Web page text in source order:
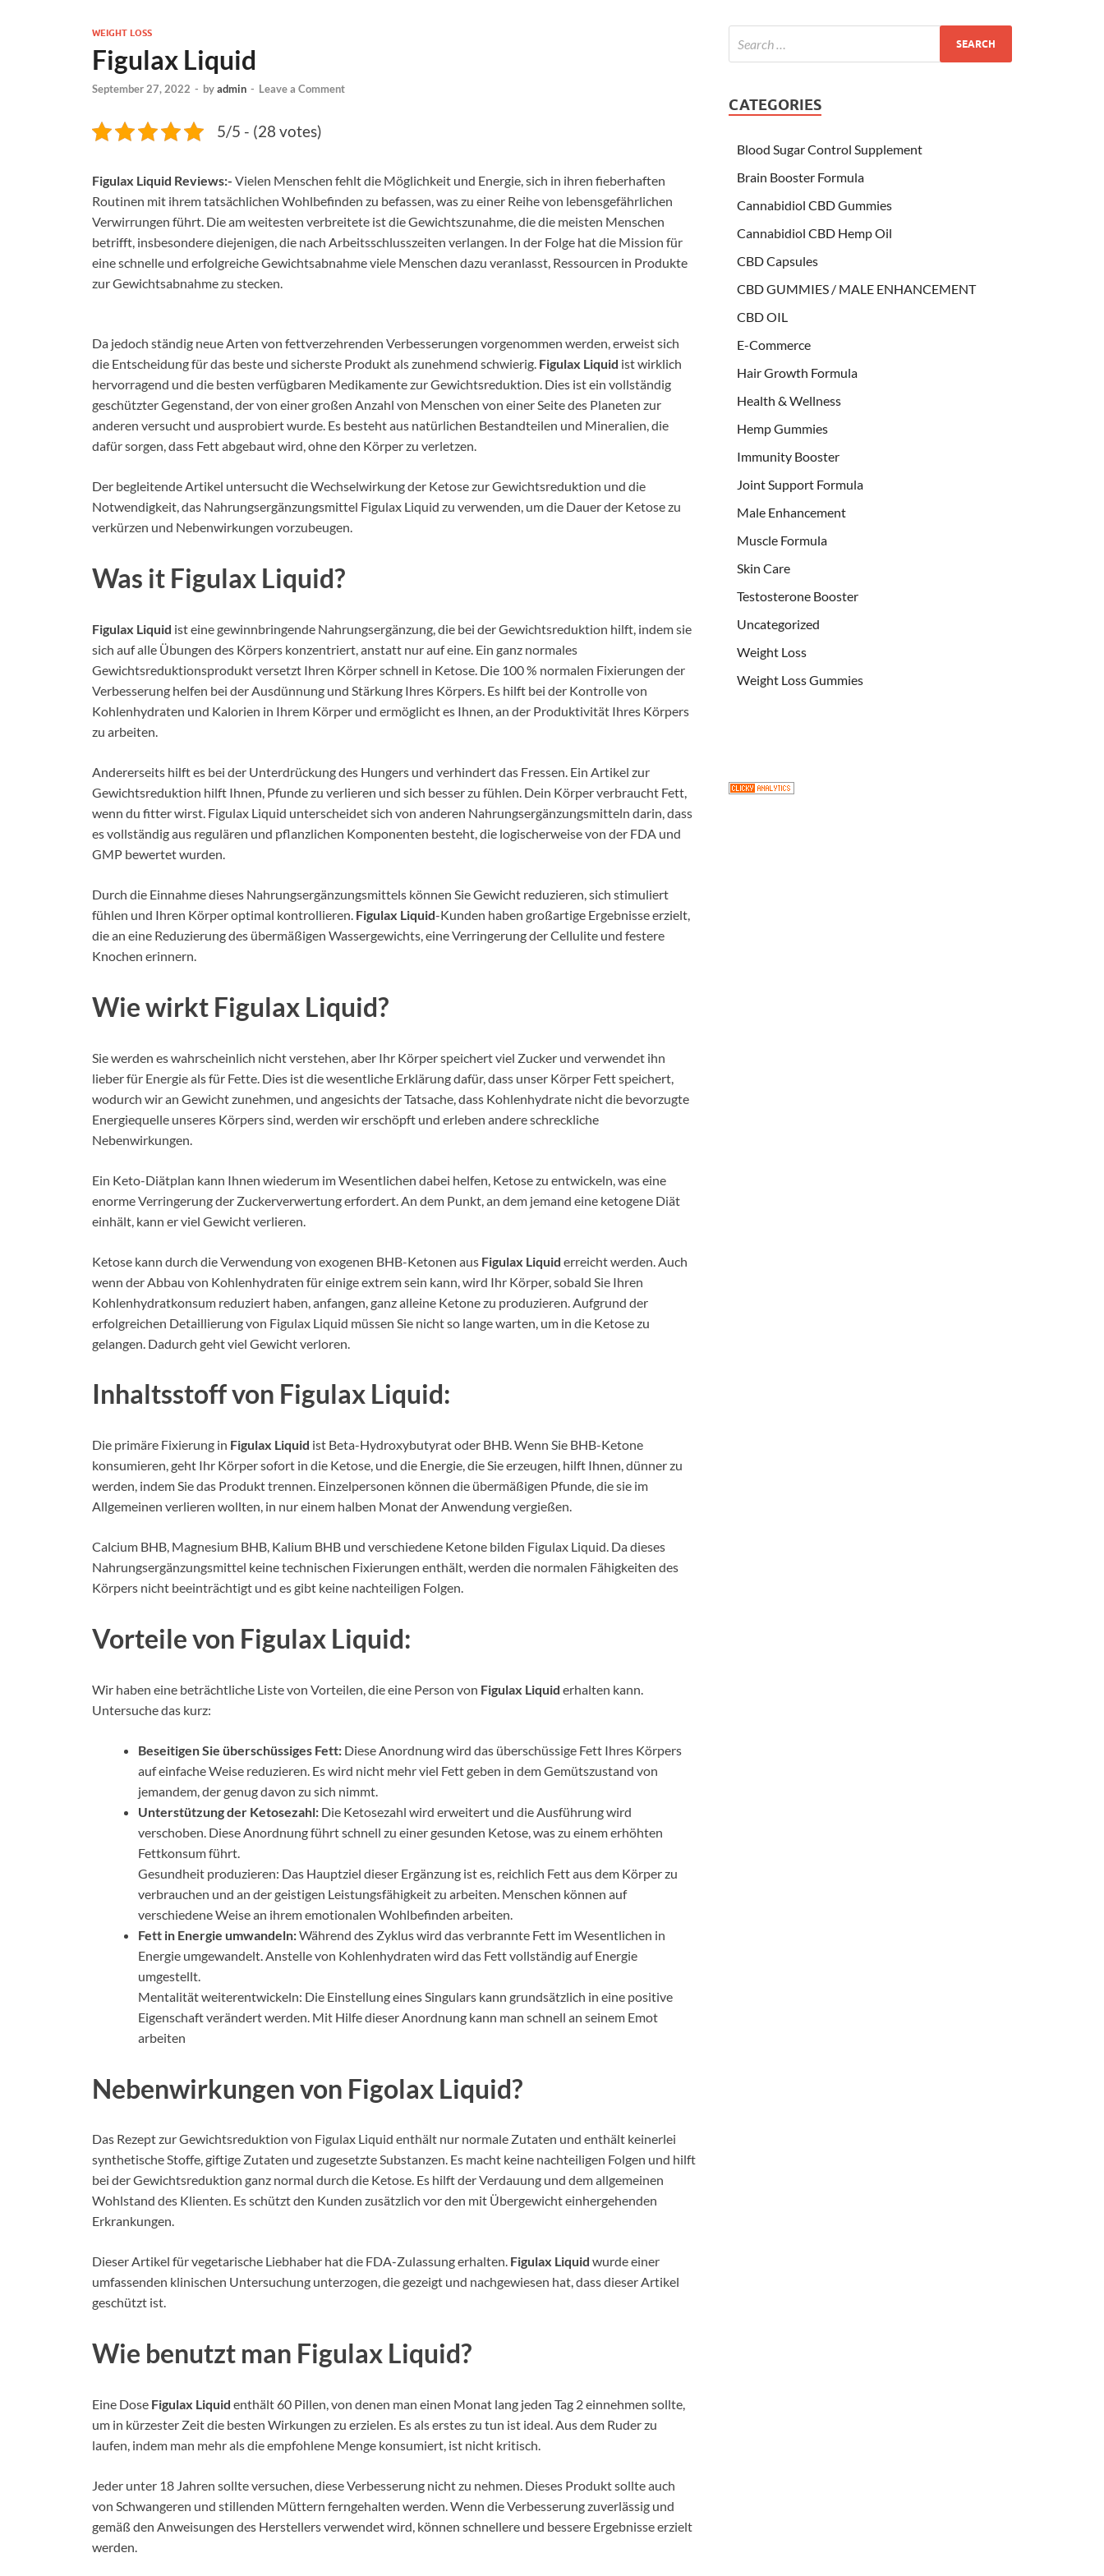
WEIGHT LOSS
Figulax Liquid
September 27, 2022 - byadmin - Leave a Comment
5/5 - (28 votes)
Figulax Liquid Reviews:- Vielen Menschen fehlt die Möglichkeit und Energie, sich in ihren fieberhaften
Routinen mit ihrem tatsächlichen Wohlbefinden zu befassen, was zu einer Reihe von lebensgefährlichen
Verwirrungen führt. Die am weitesten verbreitete ist die Gewichtszunahme, die die meisten Menschen
betrifft, insbesondere diejenigen, die nach Arbeitsschlusszeiten verlangen. In der Folge hat die Mission für
eine schnelle und erfolgreiche Gewichtsabnahme viele Menschen dazu veranlasst, Ressourcen in Produkte
zur Gewichtsabnahme zu stecken.
Da jedoch ständig neue Arten von fettverzehrenden Verbesserungen vorgenommen werden, erweist sich
die Entscheidung für das beste und sicherste Produkt als zunehmend schwierig. Figulax Liquid ist wirklich
hervorragend und die besten verfügbaren Medikamente zur Gewichtsreduktion. Dies ist ein vollständig
geschützter Gegenstand, der von einer großen Anzahl von Menschen von einer Seite des Planeten zur
anderen versucht und ausprobiert wurde. Es besteht aus natürlichen Bestandteilen und Mineralien, die
dafür sorgen, dass Fett abgebaut wird, ohne den Körper zu verletzen.
Der begleitende Artikel untersucht die Wechselwirkung der Ketose zur Gewichtsreduktion und die
Notwendigkeit, das Nahrungsergänzungsmittel Figulax Liquid zu verwenden, um die Dauer der Ketose zu
verkürzen und Nebenwirkungen vorzubeugen.
Was it Figulax Liquid?
Figulax Liquid ist eine gewinnbringende Nahrungsergänzung, die bei der Gewichtsreduktion hilft, indem sie
sich auf alle Übungen des Körpers konzentriert, anstatt nur auf eine. Ein ganz normales
Gewichtsreduktionsprodukt versetzt Ihren Körper schnell in Ketose. Die 100 % normalen Fixierungen der
Verbesserung helfen bei der Ausdünnung und Stärkung Ihres Körpers. Es hilft bei der Kontrolle von
Kohlenhydraten und Kalorien in Ihrem Körper und ermöglicht es Ihnen, an der Produktivität Ihres Körpers
zu arbeiten.
Andererseits hilft es bei der Unterdrückung des Hungers und verhindert das Fressen. Ein Artikel zur
Gewichtsreduktion hilft Ihnen, Pfunde zu verlieren und sich besser zu fühlen. Dein Körper verbraucht Fett,
wenn du fitter wirst. Figulax Liquid unterscheidet sich von anderen Nahrungsergänzungsmitteln darin, dass
es vollständig aus regulären und pflanzlichen Komponenten besteht, die logischerweise von der FDA und
GMP bewertet wurden.
Durch die Einnahme dieses Nahrungsergänzungsmittels können Sie Gewicht reduzieren, sich stimuliert
fühlen und Ihren Körper optimal kontrollieren. Figulax Liquid-Kunden haben großartige Ergebnisse erzielt,
die an eine Reduzierung des übermäßigen Wassergewichts, eine Verringerung der Cellulite und festere
Knochen erinnern.
Wie wirkt Figulax Liquid?
Sie werden es wahrscheinlich nicht verstehen, aber Ihr Körper speichert viel Zucker und verwendet ihn
lieber für Energie als für Fette. Dies ist die wesentliche Erklärung dafür, dass unser Körper Fett speichert,
wodurch wir an Gewicht zunehmen, und angesichts der Tatsache, dass Kohlenhydrate nicht die bevorzugte
Energiequelle unseres Körpers sind, werden wir erschöpft und erleben andere schreckliche
Nebenwirkungen.
Ein Keto-Diätplan kann Ihnen wiederum im Wesentlichen dabei helfen, Ketose zu entwickeln, was eine
enorme Verringerung der Zuckerverwertung erfordert. An dem Punkt, an dem jemand eine ketogene Diät
einhält, kann er viel Gewicht verlieren.
Ketose kann durch die Verwendung von exogenen BHB-Ketonen aus Figulax Liquid erreicht werden. Auch
wenn der Abbau von Kohlenhydraten für einige extrem sein kann, wird Ihr Körper, sobald Sie Ihren
Kohlenhydratkonsum reduziert haben, anfangen, ganz alleine Ketone zu produzieren. Aufgrund der
erfolgreichen Detaillierung von Figulax Liquid müssen Sie nicht so lange warten, um in die Ketose zu
gelangen. Dadurch geht viel Gewicht verloren.
Inhaltsstoff von Figulax Liquid:
Die primäre Fixierung in Figulax Liquid ist Beta-Hydroxybutyrat oder BHB. Wenn Sie BHB-Ketone
konsumieren, geht Ihr Körper sofort in die Ketose, und die Energie, die Sie erzeugen, hilft Ihnen, dünner zu
werden, indem Sie das Produkt trennen. Einzelpersonen können die übermäßigen Pfunde, die sie im
Allgemeinen verlieren wollten, in nur einem halben Monat der Anwendung vergießen.
Calcium BHB, Magnesium BHB, Kalium BHB und verschiedene Ketone bilden Figulax Liquid. Da dieses
Nahrungsergänzungsmittel keine technischen Fixierungen enthält, werden die normalen Fähigkeiten des
Körpers nicht beeinträchtigt und es gibt keine nachteiligen Folgen.
Vorteile von Figulax Liquid:
Wir haben eine beträchtliche Liste von Vorteilen, die eine Person von Figulax Liquid erhalten kann.
Untersuche das kurz:
Beseitigen Sie überschüssiges Fett: Diese Anordnung wird das überschüssige Fett Ihres Körpers
auf einfache Weise reduzieren. Es wird nicht mehr viel Fett geben in dem Gemütszustand von
jemandem, der genug davon zu sich nimmt.
Unterstützung der Ketosezahl: Die Ketosezahl wird erweitert und die Ausführung wird
verschoben. Diese Anordnung führt schnell zu einer gesunden Ketose, was zu einem erhöhten
Fettkonsum führt.
Gesundheit produzieren: Das Hauptziel dieser Ergänzung ist es, reichlich Fett aus dem Körper zu
verbrauchen und an der geistigen Leistungsfähigkeit zu arbeiten. Menschen können auf
verschiedene Weise an ihrem emotionalen Wohlbefinden arbeiten.
Fett in Energie umwandeln:Während des Zyklus wird das verbrannte Fett im Wesentlichen in
Energie umgewandelt. Anstelle von Kohlenhydraten wird das Fett vollständig auf Energie
umgestellt.
Mentalität weiterentwickeln: Die Einstellung eines Singulars kann grundsätzlich in eine positive
Eigenschaft verändert werden. Mit Hilfe dieser Anordnung kann man schnell an seinem Emot
arbeiten
Nebenwirkungen von Figolax Liquid?
Das Rezept zur Gewichtsreduktion von Figulax Liquid enthält nur normale Zutaten und enthält keinerlei
synthetische Stoffe, giftige Zutaten und zugesetzte Substanzen. Es macht keine nachteiligen Folgen und hilft
bei der Gewichtsreduktion ganz normal durch die Ketose. Es hilft der Verdauung und dem allgemeinen
Wohlstand des Klienten. Es schützt den Kunden zusätzlich vor den mit Übergewicht einhergehenden
Erkrankungen.
Dieser Artikel für vegetarische Liebhaber hat die FDA-Zulassung erhalten. Figulax Liquid wurde einer
umfassenden klinischen Untersuchung unterzogen, die gezeigt und nachgewiesen hat, dass dieser Artikel
geschützt ist.
Wie benutzt man Figulax Liquid?
Eine Dose Figulax Liquid enthält 60 Pillen, von denen man einen Monat lang jeden Tag 2 einnehmen sollte,
um in kürzester Zeit die besten Wirkungen zu erzielen. Es als erstes zu tun ist ideal. Aus dem Ruder zu
laufen, indem man mehr als die empfohlene Menge konsumiert, ist nicht kritisch.
Jeder unter 18 Jahren sollte versuchen, diese Verbesserung nicht zu nehmen. Dieses Produkt sollte auch
von Schwangeren und stillenden Müttern ferngehalten werden. Wenn die Verbesserung zuverlässig und
gemäß den Anweisungen des Herstellers verwendet wird, können schnellere und bessere Ergebnisse erzielt
werden.
CATEGORIES
Blood Sugar Control Supplement
Brain Booster Formula
Cannabidiol CBD Gummies
Cannabidiol CBD Hemp Oil
CBD Capsules
CBD GUMMIES / MALE ENHANCEMENT
CBD OIL
E-Commerce
Hair Growth Formula
Health & Wellness
Hemp Gummies
Immunity Booster
Joint Support Formula
Male Enhancement
Muscle Formula
Skin Care
Testosterone Booster
Uncategorized
Weight Loss
Weight Loss Gummies